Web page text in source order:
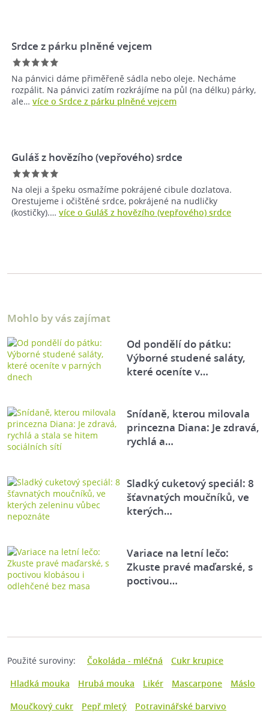
Srdce z párku plněné vejcem
Na pánvici dáme přiměřeně sádla nebo oleje. Necháme
rozpálit. Na pánvici zatím rozkrájíme na půl (na délku) párky,
ale… více o Srdce z párku plněné vejcem
Guláš z hovězího (vepřového) srdce
Na oleji a špeku osmažíme pokrájené cibule dozlatova.
Orestujeme i očištěné srdce, pokrájené na nudličky
(kostičky).… více o Guláš z hovězího (vepřového) srdce
Mohlo by vás zajímat
Od pondělí do pátku:
Výborné studené saláty,
které oceníte v…
Snídaně, kterou milovala
princezna Diana: Je zdravá,
rychlá a…
Sladký cuketový speciál: 8
šťavnatých moučníků, ve
kterých…
Variace na letní lečo:
Zkuste pravé maďarské, s
poctivou…
Použité suroviny: Čokoláda - mléčná
Cukr krupice
Hladká mouka
Hrubá mouka Likér Mascarpone
Máslo
Moučkový cukr
Pepř mletý
Potravinářské barvivo